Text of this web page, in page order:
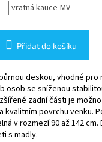
Přidat do košíku
deskou, vhodné pro
osob se sníženou
zadní části je
kvalitním povrchu venku.
v rozmezí 90 až 142
s madly.